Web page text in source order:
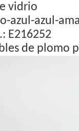
vidrio
azul-azul-
E216252
de plomo